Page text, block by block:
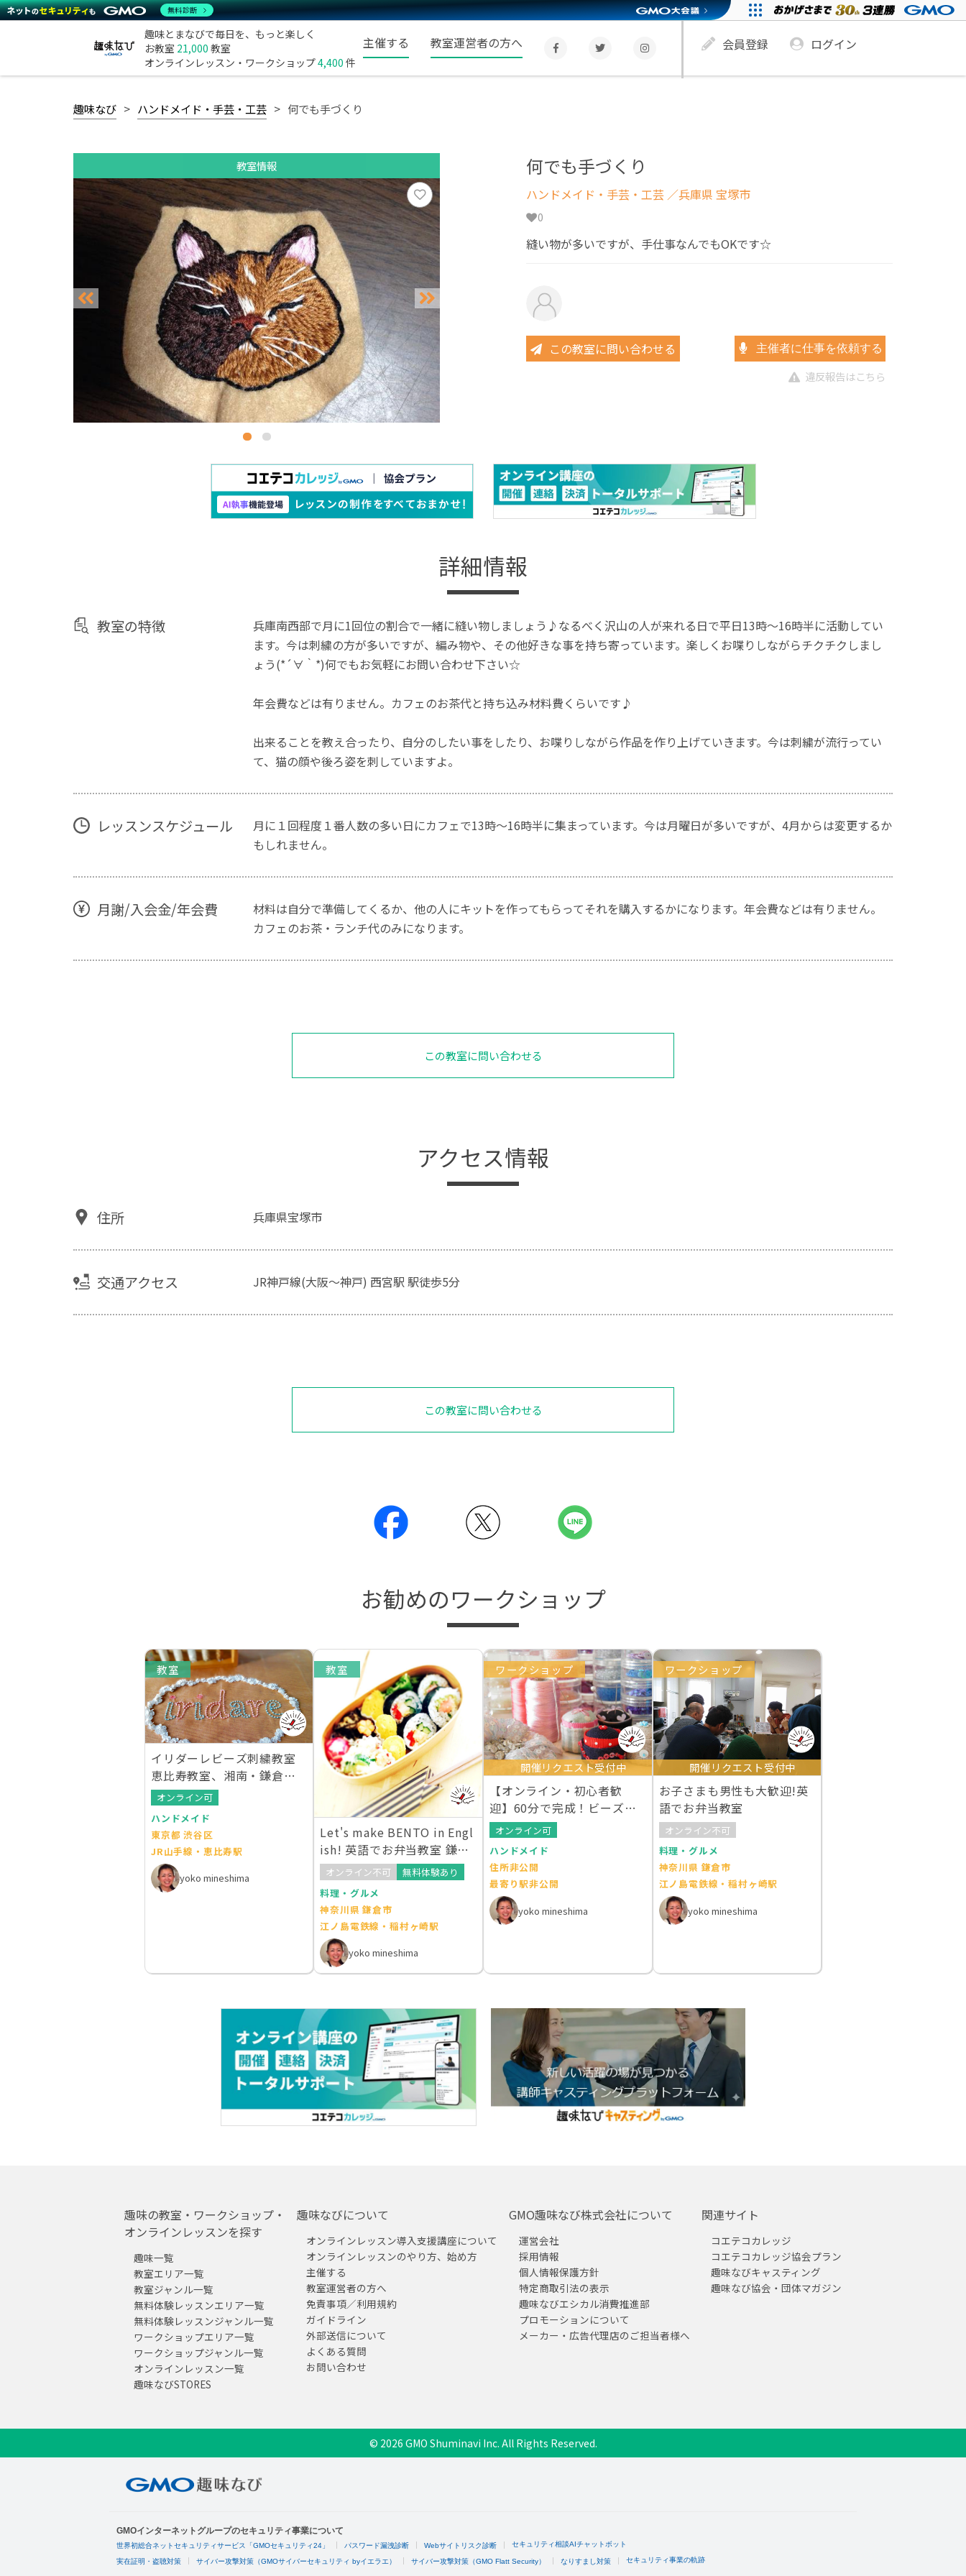
趣味とまなびで毎日を、もっと楽しく
お教室 21,000 教室
オンラインレッスン・ワークショップ4,400 件
主催する 教室運営者の方へ 会員登録 ログイン
趣味なび ハンドメイド・手芸・工芸 何でも手づくり
教室情報 何でも手づくり
ハンドメイド・手芸・工芸 ／兵庫県 宝塚市
0
縫い物が多いですが、手仕事なんでもOKです☆
この教室に問い合わせる 主催者に仕事を依頼する
違反報告はこちら
詳細情報
教室の特徴
兵庫南西部で月に1回位の割合で一緒に縫い物しましょう♪なるべく沢山の人が来れる日で平日13時～16時半に活動してい
ます。今は刺繍の方が多いですが、編み物や、その他好きな事を持ち寄っています。楽しくお喋りしながらチクチクしまし
ょう(*´∀｀*)何でもお気軽にお問い合わせ下さい☆
年会費などは有りません。カフェのお茶代と持ち込み材料費くらいです♪
出来ることを教え合ったり、自分のしたい事をしたり、お喋りしながら作品を作り上げていきます。今は刺繍が流行ってい
て、猫の顔や後ろ姿を刺していますよ。
レッスンスケジュール
月に１回程度１番人数の多い日にカフェで13時～16時半に集まっています。今は月曜日が多いですが、4月からは変更するか
もしれません。
月謝/入会金/年会費
材料は自分で準備してくるか、他の人にキットを作ってもらってそれを購入するかになります。年会費などは有りません。
カフェのお茶・ランチ代のみになります。
この教室に問い合わせる
アクセス情報
住所 兵庫県宝塚市
交通アクセス JR神戸線(大阪～神戸) 西宮駅 駅徒歩5分
この教室に問い合わせる
お勧めのワークショップ
教室
イリダーレビーズ刺繍教室
恵比寿教室、湘南・鎌倉教
室オンライン可
ハンドメイド
東京都 渋谷区
JR山手線・恵比寿駅
yoko mineshima
教室
Let's make BENTO in Engl
ish! 英語でお弁当教室 鎌倉
湘南教室
オンライン不可
無料体験あり
料理・グルメ
神奈川県 鎌倉市
江ノ島電鉄線・稲村ヶ崎駅
yoko mineshima
ワークショップ
開催リクエスト受付中
【オンライン・初心者歓
迎】60分で完成！ビーズ刺
繍で立体的なお花の刺繍
オンライン可
ハンドメイド
住所非公開
最寄り駅非公開
yoko mineshima
ワークショップ
開催リクエスト受付中
お子さまも男性も大歓迎!英
語でお弁当教室
オンライン不可
料理・グルメ
神奈川県 鎌倉市
江ノ島電鉄線・稲村ヶ崎駅
yoko mineshima
趣味の教室・ワークショップ・
オンラインレッスンを探す
趣味一覧
教室エリア一覧
教室ジャンル一覧
無料体験レッスンエリア一覧
無料体験レッスンジャンル一覧
ワークショップエリア一覧
ワークショップジャンル一覧
オンラインレッスン一覧
趣味なびSTORES
趣味なびについて
オンラインレッスン導入支援講座について
オンラインレッスンのやり方、始め方
主催する
教室運営者の方へ
免責事項／利用規約
ガイドライン
外部送信について
よくある質問
お問い合わせ
GMO趣味なび株式会社について
運営会社
採用情報
個人情報保護方針
特定商取引法の表示
趣味なびエシカル消費推進部
プロモーションについて
メーカー・広告代理店のご担当者様へ
関連サイト
コエテコカレッジ
コエテコカレッジ協会プラン
趣味なびキャスティング
趣味なび協会・団体マガジン
© 2026 GMO Shuminavi Inc. All Rights Reserved.
無料診断